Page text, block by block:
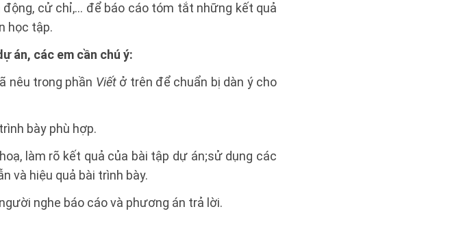
cử chỉ,... để báo cáo tóm tắt những kết quả
học tập.
án, các em cần chú ý:
nêu trong phần Viếtở trên để chuẩn bị dàn ý cho
bày phù hợp.
làm rõ kết quả của bài tập dự án;sử dụng các
và hiệu quả bài trình bày.
nghe báo cáo và phương án trả lời.